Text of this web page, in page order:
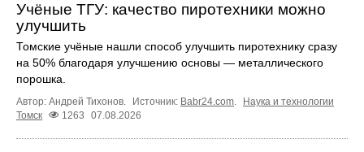
Учёные ТГУ: качество пиротехники можно
улучшить
Томские учёные нашли способ улучшить пиротехнику сразу
на 50% благодаря улучшению основы — металлического
порошка.
Автор: Андрей Тихонов. Источник: Babr24.com.
Наука и технологии
Томск
1263 07.08.2026